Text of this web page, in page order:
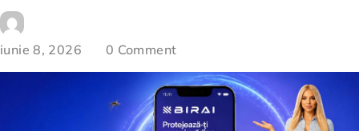
iunie 8, 2026 0 Comment